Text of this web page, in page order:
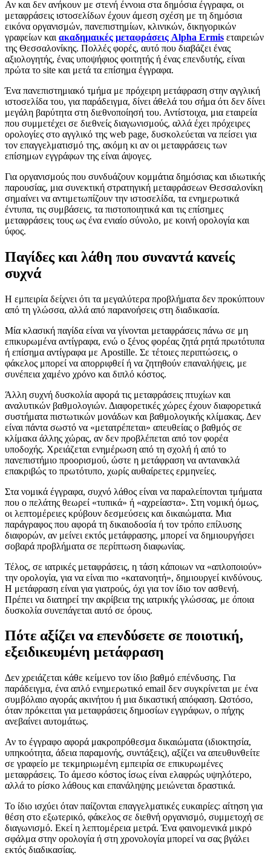
Αν και δεν ανήκουν με στενή έννοια στα δημόσια έγγραφα, οι
μεταφράσεις ιστοσελίδων έχουν άμεση σχέση με τη δημόσια
εικόνα οργανισμών, πανεπιστημίων, κλινικών, δικηγορικών
γραφείων και ακαδημαικές μεταφράσεις Alpha Ermis εταιρειών
της Θεσσαλονίκης. Πολλές φορές, αυτό που διαβάζει ένας
αξιολογητής, ένας υποψήφιος φοιτητής ή ένας επενδυτής, είναι
πρώτα το site και μετά τα επίσημα έγγραφα.
Ένα πανεπιστημιακό τμήμα με πρόχειρη μετάφραση στην αγγλική
ιστοσελίδα του, για παράδειγμα, δίνει άθελά του σήμα ότι δεν δίνει
μεγάλη βαρύτητα στη διεθνοποίησή του. Αντίστοιχα, μια εταιρεία
που συμμετέχει σε διεθνείς διαγωνισμούς, αλλά έχει πρόχειρες
ορολογίες στο αγγλικό της web page, δυσκολεύεται να πείσει για
τον επαγγελματισμό της, ακόμη κι αν οι μεταφράσεις των
επίσημων εγγράφων της είναι άψογες.
Για οργανισμούς που συνδυάζουν κομμάτια δημόσιας και ιδιωτικής
παρουσίας, μια συνεκτική στρατηγική μεταφράσεων Θεσσαλονίκη
σημαίνει να αντιμετωπίζουν την ιστοσελίδα, τα ενημερωτικά
έντυπα, τις συμβάσεις, τα πιστοποιητικά και τις επίσημες
μεταφράσεις τους ως ένα ενιαίο σύνολο, με κοινή ορολογία και
ύφος.
Παγίδες και λάθη που συναντά κανείς
συχνά
Η εμπειρία δείχνει ότι τα μεγαλύτερα προβλήματα δεν προκύπτουν
από τη γλώσσα, αλλά από παρανοήσεις στη διαδικασία.
Μία κλασική παγίδα είναι να γίνονται μεταφράσεις πάνω σε μη
επικυρωμένα αντίγραφα, ενώ ο ξένος φορέας ζητά ρητά πρωτότυπα
ή επίσημα αντίγραφα με Apostille. Σε τέτοιες περιπτώσεις, ο
φάκελος μπορεί να απορριφθεί ή να ζητηθούν επαναλήψεις, με
συνέπεια χαμένο χρόνο και διπλό κόστος.
Άλλη συχνή δυσκολία αφορά τις μεταφράσεις πτυχίων και
αναλυτικών βαθμολογιών. Διαφορετικές χώρες έχουν διαφορετικά
συστήματα πιστωτικών μονάδων και βαθμολογικής κλίμακας. Δεν
είναι πάντα σωστό να «μετατρέπεται» απευθείας ο βαθμός σε
κλίμακα άλλης χώρας, αν δεν προβλέπεται από τον φορέα
υποδοχής. Χρειάζεται ενημέρωση από τη σχολή ή από το
πανεπιστήμιο προορισμού, ώστε η μετάφραση να αντανακλά
επακριβώς το πρωτότυπο, χωρίς αυθαίρετες ερμηνείες.
Στα νομικά έγγραφα, συχνό λάθος είναι να παραλείπονται τμήματα
που ο πελάτης θεωρεί «τυπικά» ή «αχρείαστα». Στη νομική όμως,
οι λεπτομέρειες κρύβουν δεσμεύσεις και δικαιώματα. Μια
παράγραφος που αφορά τη δικαιοδοσία ή τον τρόπο επίλυσης
διαφορών, αν μείνει εκτός μετάφρασης, μπορεί να δημιουργήσει
σοβαρά προβλήματα σε περίπτωση διαφωνίας.
Τέλος, σε ιατρικές μεταφράσεις, η τάση κάποιων να «απλοποιούν»
την ορολογία, για να είναι πιο «κατανοητή», δημιουργεί κινδύνους.
Η μετάφραση είναι για γιατρούς, όχι για τον ίδιο τον ασθενή.
Πρέπει να διατηρεί την ακρίβεια της ιατρικής γλώσσας, με όποια
δυσκολία συνεπάγεται αυτό σε όρους.
Πότε αξίζει να επενδύσετε σε ποιοτική,
εξειδικευμένη μετάφραση
Δεν χρειάζεται κάθε κείμενο τον ίδιο βαθμό επένδυσης. Για
παράδειγμα, ένα απλό ενημερωτικό email δεν συγκρίνεται με ένα
συμβόλαιο αγοράς ακινήτου ή μια δικαστική απόφαση. Ωστόσο,
όταν πρόκειται για μεταφράσεις δημοσίων εγγράφων, ο πήχης
ανεβαίνει αυτομάτως.
Αν το έγγραφο αφορά μακροπρόθεσμα δικαιώματα (ιδιοκτησία,
υπηκοότητα, άδεια παραμονής, συντάξεις), αξίζει να απευθυνθείτε
σε γραφείο με τεκμηριωμένη εμπειρία σε επικυρωμένες
μεταφράσεις. Το άμεσο κόστος ίσως είναι ελαφρώς υψηλότερο,
αλλά το ρίσκο λάθους και επανάληψης μειώνεται δραστικά.
Το ίδιο ισχύει όταν παίζονται επαγγελματικές ευκαιρίες: αίτηση για
θέση στο εξωτερικό, φάκελος σε διεθνή οργανισμό, συμμετοχή σε
διαγωνισμό. Εκεί η λεπτομέρεια μετρά. Ένα φαινομενικά μικρό
σφάλμα στην ορολογία ή στη χρονολογία μπορεί να σας βγάλει
εκτός διαδικασίας.